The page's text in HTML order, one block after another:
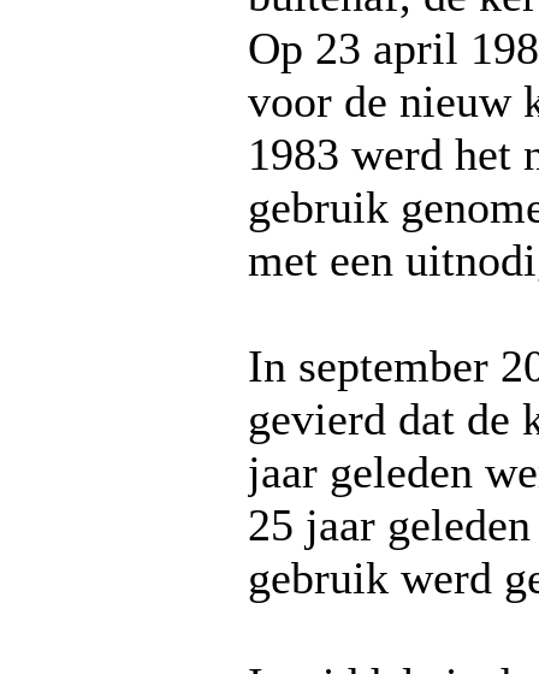
Op 23 april
voor de nieuw
1983 werd het
gebruik
met een
In september
gevierd dat de
jaar geleden
25 jaar
gebruik werd